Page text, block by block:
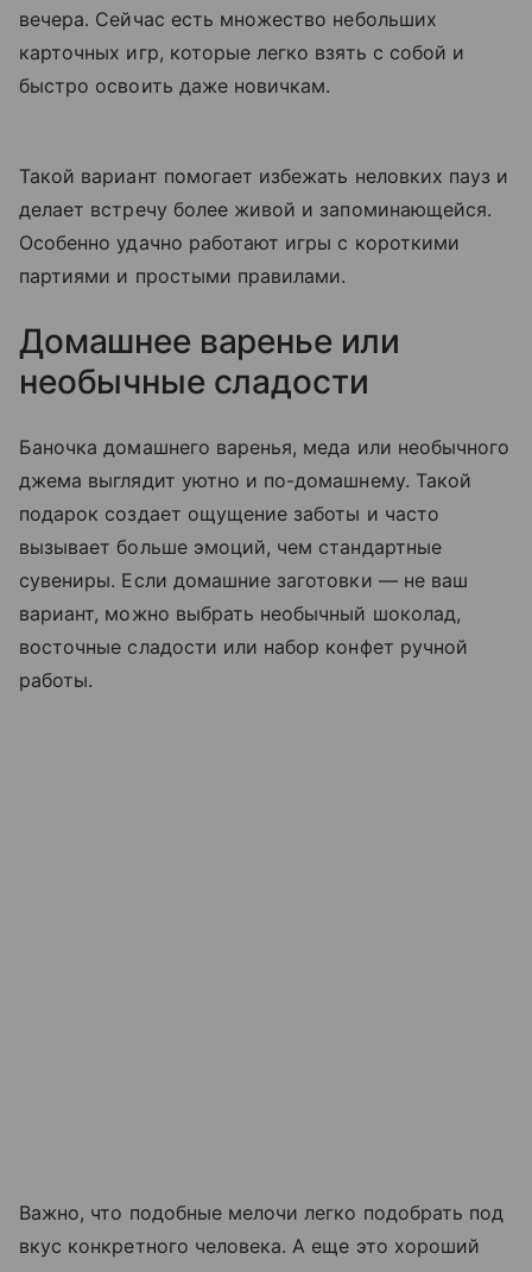
вечера. Сейчас есть множество небольших
карточных игр, которые легко взять с собой и
быстро освоить даже новичкам.
Такой вариант помогает избежать неловких пауз и
делает встречу более живой и запоминающейся.
Особенно удачно работают игры с короткими
партиями и простыми правилами.
Домашнее варенье или
необычные сладости
Баночка домашнего варенья, меда или необычного
джема выглядит уютно и по-домашнему. Такой
подарок создает ощущение заботы и часто
вызывает больше эмоций, чем стандартные
сувениры. Если домашние заготовки — не ваш
вариант, можно выбрать необычный шоколад,
восточные сладости или набор конфет ручной
работы.
Важно, что подобные мелочи легко подобрать под
вкус конкретного человека. А еще это хороший